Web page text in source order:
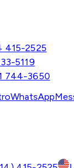
415-2525
5119
744-3650
WhatsApp